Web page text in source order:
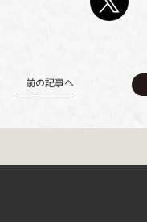
前の記事へ